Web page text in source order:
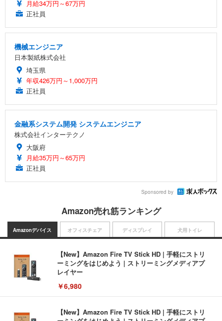
月給34万円～67万円
正社員
機械エンジニア
日本製紙株式会社
埼玉県
年収426万円～1,000万円
正社員
金融系システム開発 システムエンジニア
株式会社インターテクノ
大阪府
月給35万円～65万円
正社員
Sponsored by
Amazon売れ筋ランキング
Amazonデバイス
【New】Amazon Fire TV Stick HD | 手軽にストリ
ーミングをはじめよう | ストリーミングメディアプ
レイヤー
￥6,980
【New】Amazon Fire TV Stick HD | 手軽にストリ
オフィスチェア ディスプレイ 犬用トイレ